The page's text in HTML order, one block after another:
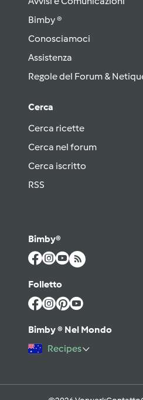
Bimby ®
Conosciamoci
Assistenza
Regole del Forum &
Cerca
Cerca ricette
Cerca nel forum
Cerca iscritto
RSS
Bimby®
Folletto
Bimby ® Nel Mondo
Recipes